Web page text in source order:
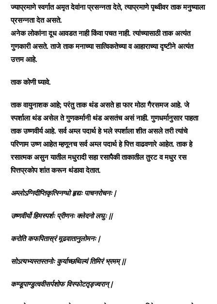
ज्याप्रमाणे स्वर्गात अमृत देवांना प्रसन्नता देते, त्याप्रमाणे पृथ्वीवर ताक मनुष्याला
प्रसन्नता देत असते.
अनेक लोकांना दूध आवडत नाही किंवा पचत नाही. त्यांच्यासाठी ताक अत्यंत
गुणकारी असते. ताजे ताक मनाच्या सात्विकतेच्या व आहाराच्या दृष्टीने अत्यंत
उत्तम आहे.
ताक कोणी घ्यावे.
ताक वायुनाशक आहे; परंतु ताक थंड असते हा फार मोठा गैरसमज आहे. जे
स्पर्शाला थंड असेल ते गुणकर्मानी थंड असतंच असं नाही. गुणधर्मानुसार पाहता
ताक उष्णवीर्य आहे. सर्व अम्ल पदार्थ हे भले स्पर्शाला शीत असले तरी त्यांचे
परिणाम उष्ण आहेत म्हणूनच सर्व अम्ल पदार्थ हे पित्त वाढवणारे आहेत. ताक हे
रसात्मक असुन यातील मधुरादी सहा रसापैकी ताकातील तुरट व मधुर रस
पित्तप्रकोप शांत करून थंडावा देतात.
अम्लोऽग्निदीप्तिकृत्स्निग्धो हृद्यः पाचनरोचनः |
उष्णवीर्यो हिमस्पर्शः प्रीणनः क्लेदनो लघुः ||
करोति कफपितास्रं मूढवातानुलोमनः |
सोऽत्यभ्यस्तस्तनोः कुर्याच्छथिल्यं तिमिरं भ्रमम् ||
कण्डूपाण्डुत्ववीसर्पशोफ विस्फोटतृड्ज्वरान् |